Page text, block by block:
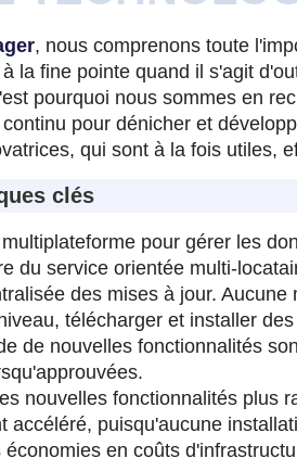
, nous comprenons toute
la fine pointe quand il s'agit
pourquoi nous sommes en
pour dénicher et
qui sont à la fois utiles,
clés
pour gérer les
du service orientée multi-
des mises à jour. Aucune
télécharger et installer
de nouvelles fonctionnalités
nouvelles fonctionnalités plus
accéléré, puisqu'aucune
en coûts